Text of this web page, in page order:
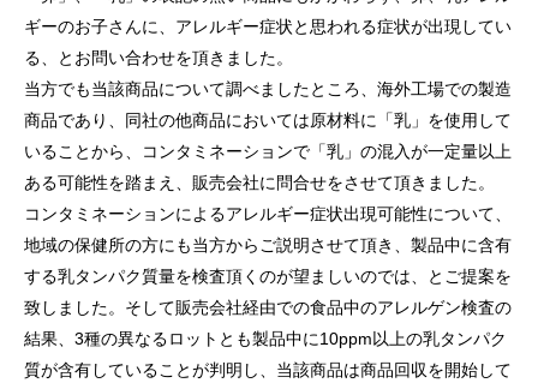
ギーのお子さんに、アレルギー症状と思われる症状が出現してい
る、とお問い合わせを頂きました。
当方でも当該商品について調べましたところ、海外工場での製造
商品であり、同社の他商品においては原材料に「乳」を使用して
いることから、コンタミネーションで「乳」の混入が一定量以上
ある可能性を踏まえ、販売会社に問合せをさせて頂きました。
コンタミネーションによるアレルギー症状出現可能性について、
地域の保健所の方にも当方からご説明させて頂き、製品中に含有
する乳タンパク質量を検査頂くのが望ましいのでは、とご提案を
致しました。そして販売会社経由での食品中のアレルゲン検査の
結果、3種の異なるロットとも製品中に10ppm以上の乳タンパク
質が含有していることが判明し、当該商品は商品回収を開始して